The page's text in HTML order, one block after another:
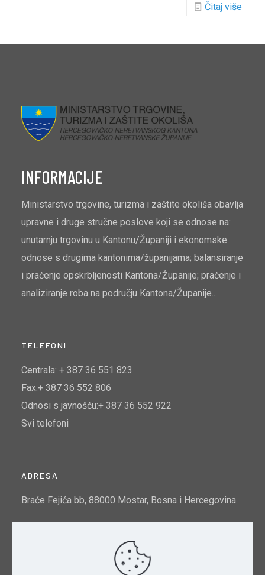
Čitaj više
INFORMACIJE
Ministarstvo trgovine, turizma i zaštite okoliša obavlja
upravne i druge stručne poslove koji se odnose na:
unutarnju trgovinu u Kantonu/Županiji i ekonomske
odnose s drugima kantonima/županijama; balansiranje
i praćenje opskrbljenosti Kantona/Županije; praćenje i
analiziranje roba na području Kantona/Županije...
TELEFONI
Centrala: + 387 36 551 823
Fax:+ 387 36 552 806
Odnosi s javnošću:+ 387 36 552 922
Svi telefoni
ADRESA
Braće Fejića bb, 88000 Mostar, Bosna i Hercegovina
Indeks kvalitete zraka u Mostaru: